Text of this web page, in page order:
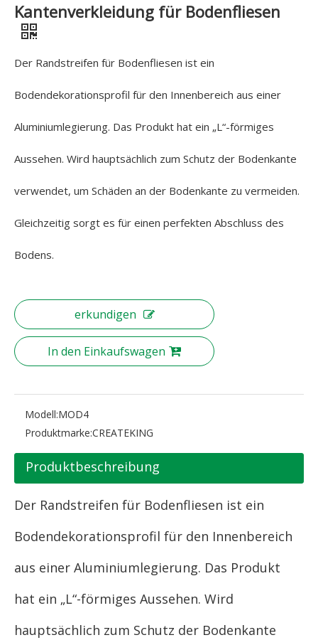
Kantenverkleidung für Bodenfliesen
Der Randstreifen für Bodenfliesen ist ein
Bodendekorationsprofil für den Innenbereich aus einer
Aluminiumlegierung. Das Produkt hat ein „L“-förmiges
Aussehen. Wird hauptsächlich zum Schutz der Bodenkante
verwendet, um Schäden an der Bodenkante zu vermeiden.
Gleichzeitig sorgt es für einen perfekten Abschluss des
Bodens.
erkundigen
In den Einkaufswagen
Modell:MOD4
Produktmarke:CREATEKING
Produktbeschreibung
Der Randstreifen für Bodenfliesen ist ein
Bodendekorationsprofil für den Innenbereich
aus einer Aluminiumlegierung. Das Produkt
hat ein „L“-förmiges Aussehen. Wird
hauptsächlich zum Schutz der Bodenkante